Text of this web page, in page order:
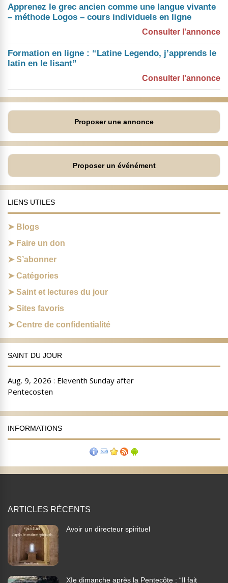
Apprenez le grec ancien comme une langue vivante
– méthode Logos – cours individuels en ligne
Consulter l'annonce
Formation en ligne : “Latine Legendo, j’apprends le
latin en le lisant”
Consulter l'annonce
Proposer une annonce
Proposer un événément
LIENS UTILES
Blogs
Faire un don
S’abonner
Catégories
Saint et lectures du jour
Sites favoris
Centre de confidentialité
SAINT DU JOUR
INFORMATIONS
ARTICLES RÉCENTS
Avoir un directeur spirituel
XIe dimanche après la Pentecôte : “Il fait